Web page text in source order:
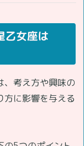
乙女座は
、考え方や興味の
方に影響を与える